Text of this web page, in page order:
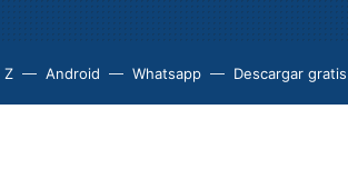
Z Android Whatsapp Descargar gratis